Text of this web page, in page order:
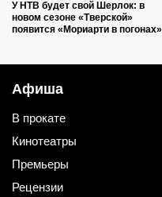
У НТВ будет свой Шерлок: в
новом сезоне «Тверской»
появится «Мориарти в погонах»
Афиша
В прокате
Кинотеатры
Премьеры
Рецензии